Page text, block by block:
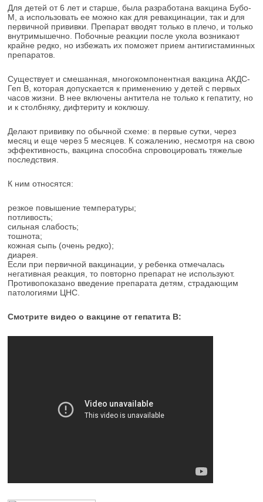
Для детей от 6 лет и старше, была разработана вакцина Бубо-
М, а использовать ее можно как для ревакцинации, так и для
первичной прививки. Препарат вводят только в плечо, и только
внутримышечно. Побочные реакции после укола возникают
крайне редко, но избежать их поможет прием антигистаминных
препаратов.
Существует и смешанная, многокомпонентная вакцина АКДС-
Геп В, которая допускается к применению у детей с первых
часов жизни. В нее включены антитела не только к гепатиту, но
и к столбняку, дифтериту и коклюшу.
Делают прививку по обычной схеме: в первые сутки, через
месяц и еще через 5 месяцев. К сожалению, несмотря на свою
эффективность, вакцина способна спровоцировать тяжелые
последствия.
К ним относятся:
резкое повышение температуры;
потливость;
сильная слабость;
тошнота;
кожная сыпь (очень редко);
диарея.
Если при первичной вакцинации, у ребенка отмечалась
негативная реакция, то повторно препарат не используют.
Противопоказано введение препарата детям, страдающим
патологиями ЦНС.
Смотрите видео о вакцине от гепатита В: